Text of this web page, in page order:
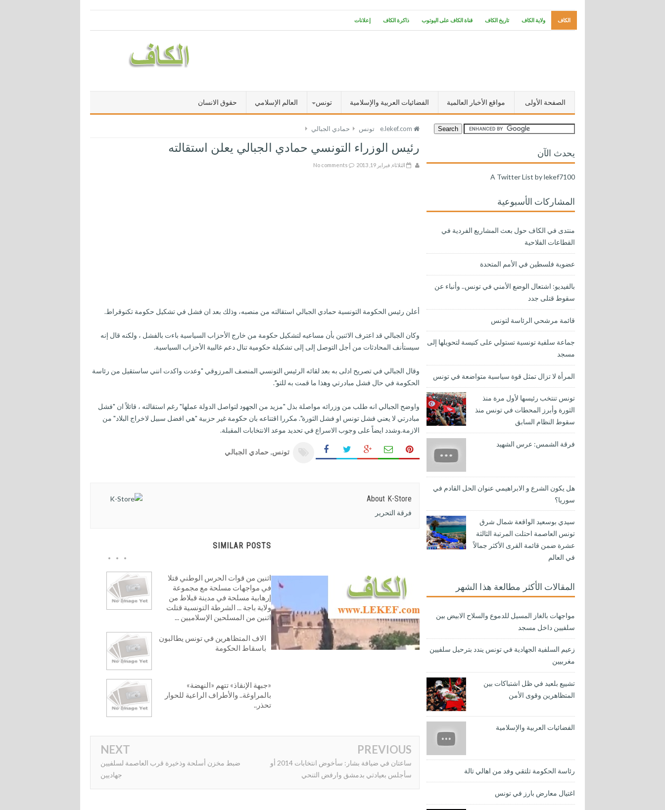
الكاف ولاية الكاف تاريخ الكاف قناة الكاف على اليوتوب ذاكرة الكاف إعلانات
الصفحة الأولى مواقع الأخبار العالمية الفضائيات العربية والإسلامية تونس العالم الإسلامي حقوق الانسان
e.lekef.com تونس حمادي الجبالي
رئيس الوزراء التونسي حمادي الجبالي يعلن استقالته
الثلاثاء, فبراير 19, 2013 No comments
أعلن رئيس الحكومة التونسية حمادي الجبالي استقالته من منصبه، وذلك بعد ان فشل في تشكيل حكومة تكنوقراط.
وكان الجبالي قد اعترف الاثنين بأن مساعيه لتشكيل حكومة من خارج الأحزاب السياسية باءت بالفشل ، ولكنه قال إنه
سيستأنف المحادثات من أجل التوصل إلى إلى تشكيلة حكومية تنال دعم غالبية الأحزاب السياسية.
وقال الجبالي في تصريح ادلى به بعد لقائه الرئيس التونسي المنصف المرزوقي "وعدت واكدت انني ساستقيل من رئاسة
الحكومة في حال فشل مبادرتي وهذا ما قمت به للتو".
واوضح الجبالي انه طلب من وزرائه مواصلة بذل "مزيد من الجهود لتواصل الدولة عملها" رغم استقالته ، قائلاً ان "فشل
مبادرتي لا يعني فشل تونس او فشل الثورة". مكررا اقتناعه بان حكومة غير حزبية "هي افضل سبيل لاخراج البلاد" من
الازمة.وشدد ايضاً على وجوب الاسراع في تحديد موعد الانتخابات المقبلة.
تونس, حمادي الجبالي
About K-Store
فرقة التحرير
SIMILAR POSTS
اثنين من قوات الحرس الوطني قتلا
في مواجهات مسلحة مع مجموعة
إرهابية مسلحة في مدينة قبلاط من
ولاية باجة ... الشرطة التونسية قتلت
اثنين من المسلحين الإسلاميين ...
الاف المتظاهرين في تونس يطالبون
باسقاط الحكومة
«جبهة الإنقاذ» تتهم «النهضة»
بالمراوغة.. والأطراف الراعية للحوار
تحذر..
NEXT
ضبط مخزن أسلحة وذخيرة قرب العاصمة لسلفيين
جهاديين
PREVIOUS
ساعتان في ضيافة بشار: سأخوض انتخابات 2014 أو
سأجلس بعيادتي بدمشق وارفض التنحي
يحدث الآن
A Twitter List by lekef7100
المشاركات الأسبوعية
منتدى في الكاف حول بعث المشاريع الفردية في
القطاعات الفلاحية
عضوية فلسطين في الأمم المتحدة
بالفيديو: اشتعال الوضع الأمني في تونس.. وأنباء عن
سقوط قتلى جدد
قائمة مرشحي الرئاسة لتونس
جماعة سلفية تونسية تستولي على كنيسة لتحويلها إلى
مسجد
المرأة لا تزال تمثل قوة سياسية متواضعة في تونس
تونس تنتخب رئيسها لأول مرة منذ
الثورة وأبرز المحطات في تونس منذ
سقوط النظام السابق
فرقة الشمس: عرس الشهيد
هل يكون الشرع و الابراهيمي عنوان الحل القادم في
سوريا؟
سيدي بوسعيد الواقعة شمال شرق
تونس العاصمة احتلت المرتبة الثالثة
عشرة ضمن قائمة القرى الأكثر جمالاً
في العالم
المقالات الأكثر مطالعة هذا الشهر
مواجهات بالغاز المسيل للدموع والسلاح الابيض بين
سلفيين داخل مسجد
زعيم السلفية الجهادية في تونس يندد بترحيل سلفيين
مغربيين
تشييع بلعيد في ظل اشتباكات بين
المتظاهرين وقوى الأمن
الفضائيات العربية والإسلامية
رئاسة الحكومة تلتقي وفد من اهالي تالة
اغتيال معارض بارز في تونس